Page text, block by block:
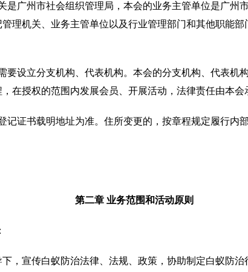
是广州市社会组织管理局，本会的业务主管单位是广州
理机关、业务主管单位以及行业管理部门和其他职能
要设立分支机构、代表机构。本会的分支机构、代表机
在授权的范围内发展会员、开展活动，法律责任由本会
记证书载明地址为准。住所变更的，按章程规定履行内
第二章 业务范围和活动原则
下，宣传白蚁防治法律、法规、政策，协助制定白蚁防